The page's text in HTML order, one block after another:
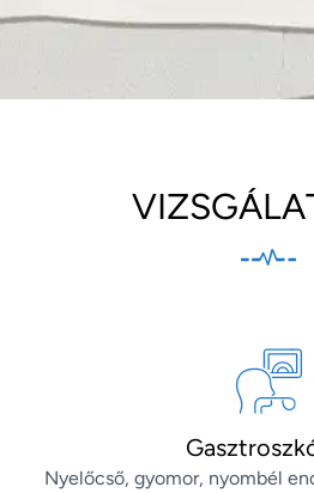
Nyelőcső, gyomor, nyombél